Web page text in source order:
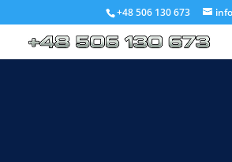
+48 506 130 673